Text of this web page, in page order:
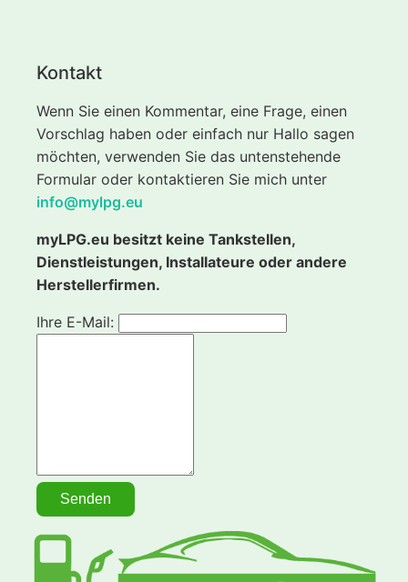
Kontakt
Wenn Sie einen Kommentar, eine Frage, einen
Vorschlag haben oder einfach nur Hallo sagen
möchten, verwenden Sie das untenstehende
Formular oder kontaktieren Sie mich unter
info@mylpg.eu
myLPG.eu besitzt keine Tankstellen,
Dienstleistungen, Installateure oder andere
Herstellerfirmen.
Ihre E-Mail: